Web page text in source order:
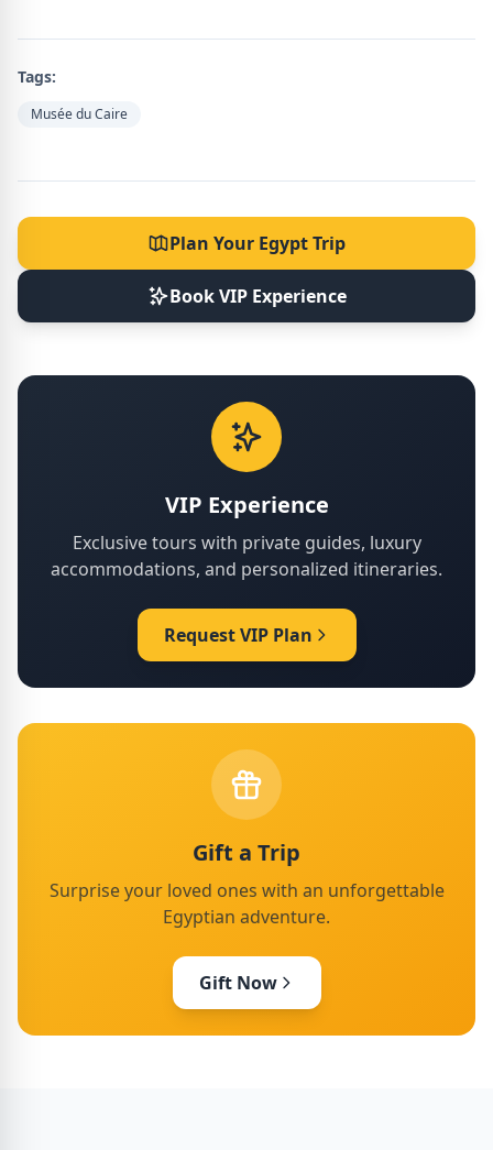
Tags:
Musée du Caire
Plan Your Egypt Trip
Book VIP Experience
VIP Experience
Exclusive tours with private guides, luxury
accommodations, and personalized itineraries.
Request VIP Plan
Gift a Trip
Surprise your loved ones with an unforgettable
Egyptian adventure.
Gift Now